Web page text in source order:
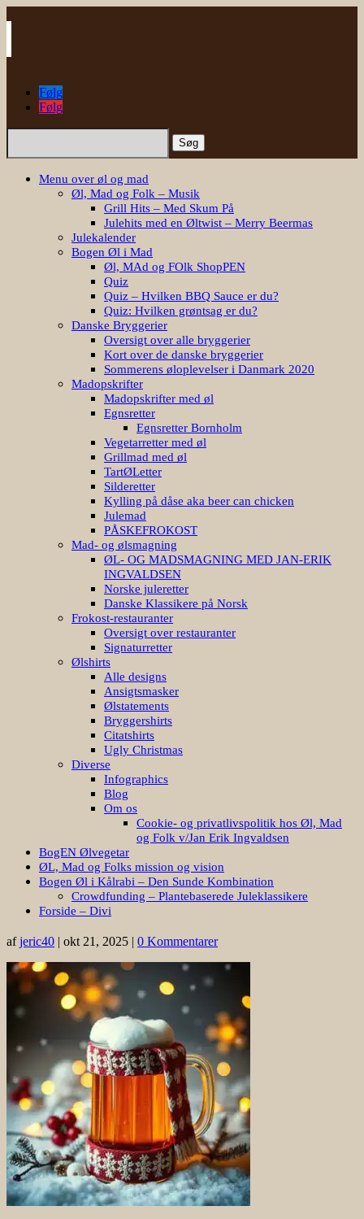
Følg
Følg
Søg
Menu over øl og mad
Øl, Mad og Folk – Musik
Grill Hits – Med Skum På
Julehits med en Øltwist – Merry Beermas
Julekalender
Bogen Øl i Mad
Øl, MAd og FOlk ShopPEN
Quiz
Quiz – Hvilken BBQ Sauce er du?
Quiz: Hvilken grøntsag er du?
Danske Bryggerier
Oversigt over alle bryggerier
Kort over de danske bryggerier
Sommerens øloplevelser i Danmark 2020
Madopskrifter
Madopskrifter med øl
Egnsretter
Egnsretter Bornholm
Vegetarretter med øl
Grillmad med øl
TartØLetter
Silderetter
Kylling på dåse aka beer can chicken
Julemad
PÅSKEFROKOST
Mad- og ølsmagning
ØL- OG MADSMAGNING MED JAN-ERIK
INGVALDSEN
Norske juleretter
Danske Klassikere på Norsk
Frokost-restauranter
Oversigt over restauranter
Signaturretter
Ølshirts
Alle designs
Ansigtsmasker
Ølstatements
Bryggershirts
Citatshirts
Ugly Christmas
Diverse
Infographics
Blog
Om os
Cookie- og privatlivspolitik hos Øl, Mad
og Folk v/Jan Erik Ingvaldsen
BogEN Ølvegetar
ØL, Mad og Folks mission og vision
Bogen Øl i Kålrabi – Den Sunde Kombination
Crowdfunding – Plantebaserede Juleklassikere
Forside – Divi
afjeric40 | okt 21, 2025 | 0 Kommentarer